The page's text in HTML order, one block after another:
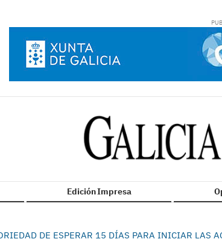
Edición Impresa
DE ESPERAR 15 DÍAS PARA INICIAR LAS